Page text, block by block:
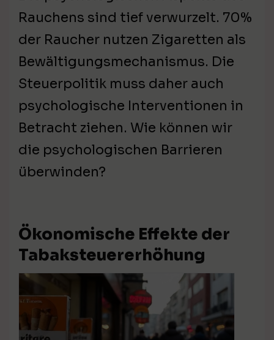
Rauchens sind tief verwurzelt. 70%
der Raucher nutzen Zigaretten als
Bewältigungsmechanismus. Die
Steuerpolitik muss daher auch
psychologische Interventionen in
Betracht ziehen. Wie können wir
die psychologischen Barrieren
überwinden?
Ökonomische Effekte der
Tabaksteuererhöhung